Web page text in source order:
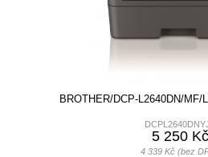
BROTHER/DCP-L2640DN/MF/
5 250 Kč
4 339 Kč (bez